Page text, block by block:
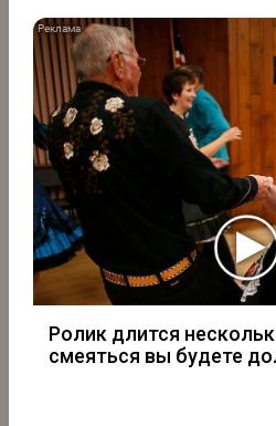
Ролик длится
смеяться вы будете